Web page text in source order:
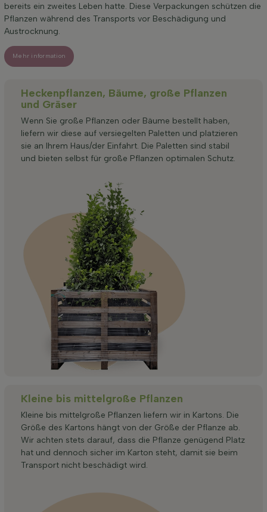
bereits ein zweites Leben hatte. Diese Verpackungen schützen die
Pflanzen während des Transports vor Beschädigung und
Austrocknung.
Mehr information
Heckenpflanzen, Bäume, große Pflanzen
und Gräser
Wenn Sie große Pflanzen oder Bäume bestellt haben,
liefern wir diese auf versiegelten Paletten und platzieren
sie an Ihrem Haus/der Einfahrt. Die Paletten sind stabil
und bieten selbst für große Pflanzen optimalen Schutz.
Kleine bis mittelgroße Pflanzen
Kleine bis mittelgroße Pflanzen liefern wir in Kartons. Die
Größe des Kartons hängt von der Größe der Pflanze ab.
Wir achten stets darauf, dass die Pflanze genügend Platz
hat und dennoch sicher im Karton steht, damit sie beim
Transport nicht beschädigt wird.